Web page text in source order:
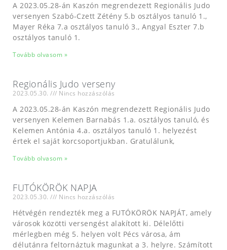
A 2023.05.28-án Kaszón megrendezett Regionális Judo
versenyen Szabó-Czett Zétény 5.b osztályos tanuló 1.,
Mayer Réka 7.a osztályos tanuló 3., Angyal Eszter 7.b
osztályos tanuló 1.
Tovább olvasom »
Regionális Judo verseny
2023.05.30. Nincs hozzászólás
A 2023.05.28-án Kaszón megrendezett Regionális Judo
versenyen Kelemen Barnabás 1.a. osztályos tanuló, és
Kelemen Antónia 4.a. osztályos tanuló 1. helyezést
értek el saját korcsoportjukban. Gratulálunk,
Tovább olvasom »
FUTÓKÖRÖK NAPJA
2023.05.30. Nincs hozzászólás
Hétvégén rendezték meg a FUTÓKÖRÖK NAPJÁT, amely
városok közötti versengést alakított ki. Délelőtti
mérlegben még 5. helyen volt Pécs városa, ám
délutánra feltornáztuk magunkat a 3. helyre. Számított